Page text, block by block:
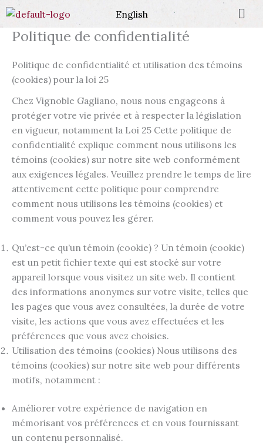
Aller
contenu
English
Politique de confidentialité
Politique de confidentialité et utilisation des témoins
(cookies) pour la loi 25
Chez Vignoble Gagliano, nous nous engageons à
protéger votre vie privée et à respecter la législation
en vigueur, notamment la Loi 25 Cette politique de
confidentialité explique comment nous utilisons les
témoins (cookies) sur notre site web conformément
aux exigences légales. Veuillez prendre le temps de lire
attentivement cette politique pour comprendre
comment nous utilisons les témoins (cookies) et
comment vous pouvez les gérer.
Qu’est-ce qu’un témoin (cookie) ? Un témoin (cookie)
est un petit fichier texte qui est stocké sur votre
appareil lorsque vous visitez un site web. Il contient
des informations anonymes sur votre visite, telles que
les pages que vous avez consultées, la durée de votre
visite, les actions que vous avez effectuées et les
préférences que vous avez choisies.
Utilisation des témoins (cookies) Nous utilisons des
témoins (cookies) sur notre site web pour différents
motifs, notamment :
Améliorer votre expérience de navigation en
mémorisant vos préférences et en vous fournissant
un contenu personnalisé.